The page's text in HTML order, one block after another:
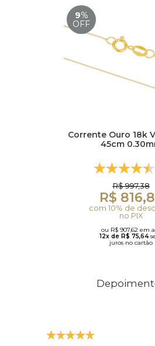
9%
OFF
Corrente Ouro 18k
45cm
R$ 997,38
R$
com 10% de
no PIX
ou R$ 907,62 em
12x de R$ 75,64
juros no cartão